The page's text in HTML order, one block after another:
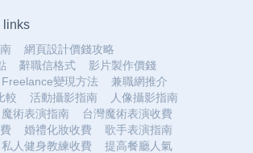
links
網頁設計價錢攻略
辭職信格式
影片製作價錢
Freelance變現方法
兼職網推介
較
活動攝影指南
人像攝影指南
魔術表演指南
台灣魔術表演收費
婚禮化妝收費
歌手表演指南
私人健身教練收費
提高餐廳人氣